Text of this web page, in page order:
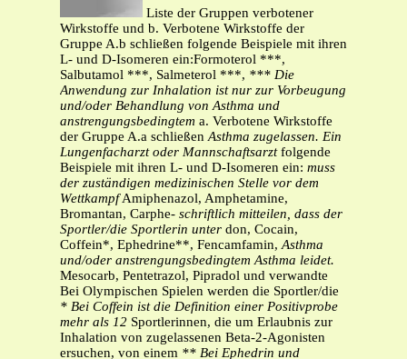
Liste der Gruppen verbotener
Wirkstoffe und b. Verbotene Wirkstoffe der
Gruppe A.b schließen folgende Beispiele mit ihren
L- und D-Isomeren ein:Formoterol ***,
Salbutamol ***, Salmeterol ***, *** Die
Anwendung zur Inhalation ist nur zur Vorbeugung
und/oder Behandlung von Asthma und
anstrengungsbedingtem a. Verbotene Wirkstoffe
der Gruppe A.a schließenAsthma zugelassen. Ein
Lungenfacharzt oder Mannschaftsarztfolgende
Beispiele mit ihren L- und D-Isomeren ein: muss
der zuständigen medizinischen Stelle vor dem
WettkampfAmiphenazol, Amphetamine,
Bromantan, Carphe- schriftlich mitteilen, dass der
Sportler/die Sportlerin unter don, Cocain,
Coffein*, Ephedrine**, Fencamfamin,Asthma
und/oder anstrengungsbedingtem Asthma leidet.
Mesocarb, Pentetrazol, Pipradol und verwandte
Bei Olympischen Spielen werden die Sportler/die
* Bei Coffein ist die Definition einer Positivprobe
mehr als 12 Sportlerinnen, die um Erlaubnis zur
Inhalation von zugelassenen Beta-2-Agonisten
ersuchen, von einem ** Bei Ephedrin und